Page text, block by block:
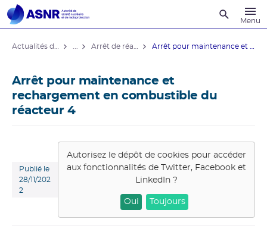
Menu
Arrêt pour maintenance et
rechargement en combustible du
réacteur 4
Publié le
28/11/202
2
Autorisez le dépôt de cookies pour accéder
aux fonctionnalités deTwitter, Facebook et
LinkedIn ?
Oui Toujours